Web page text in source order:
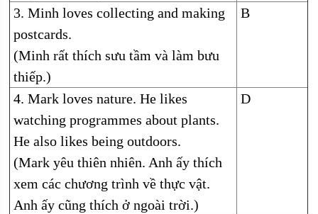
3. Minh loves collecting and making
postcards.
(Minh rất thích sưu tầm và làm bưu
thiếp.)
B
4. Mark loves nature. He likes
watching programmes about plants.
He also likes being outdoors.
(Mark yêu thiên nhiên. Anh ấy thích
xem các chương trình về thực vật.
Anh ấy cũng thích ở ngoài trời.)
D